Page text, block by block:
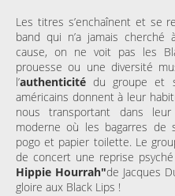
Les titres s’enchaînent et se
band qui n’a jamais cherché
cause, on ne voit pas les
prouesse ou une diversité
l’authenticité du groupe et
américains donnent à leur
nous transportant dans
moderne où les bagarres de
pogo et papier toilette. Le
de concert une reprise
Hippie Hourrah"de Jacques
gloire aux Black Lips !